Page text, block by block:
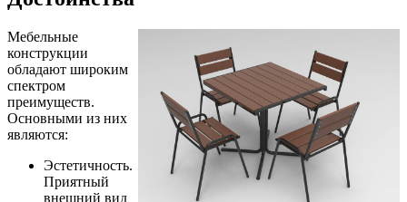
Мебельные
конструкции
обладают широким
спектром
преимуществ.
Основными из них
являются:
Эстетичность.
Приятный
внешний вид